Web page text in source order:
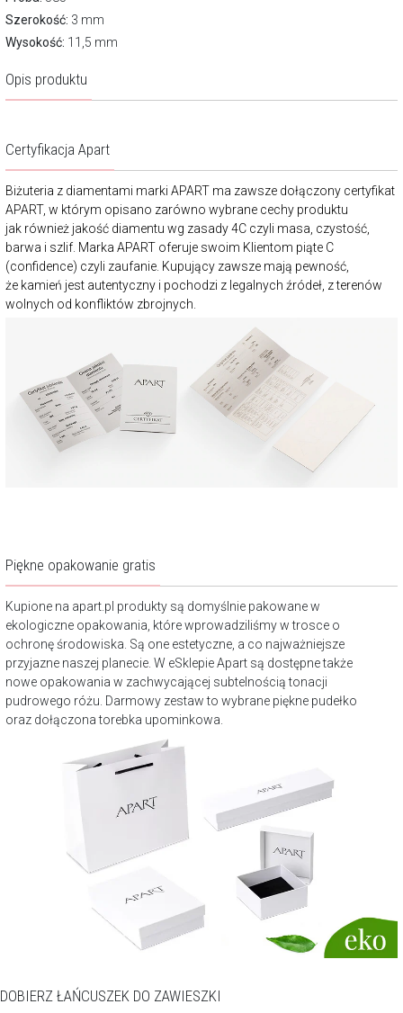
Szerokość: 3 mm
Wysokość: 11,5 mm
Opis produktu
Certyfikacja Apart
Biżuteria z diamentami marki APART ma zawsze dołączony certyfikat
APART, w którym opisano zarówno wybrane cechy produktu
jak również jakość diamentu wg zasady 4C czyli masa, czystość,
barwa i szlif. Marka APART oferuje swoim Klientom piąte C
(confidence) czyli zaufanie. Kupujący zawsze mają pewność,
że kamień jest autentyczny i pochodzi z legalnych źródeł, z terenów
wolnych od konfliktów zbrojnych.
Piękne opakowanie gratis
Kupione na apart.pl produkty są domyślnie pakowane w
ekologiczne opakowania, które wprowadziliśmy w trosce o
ochronę środowiska. Są one estetyczne, a co najważniejsze
przyjazne naszej planecie. W eSklepie Apart są dostępne także
nowe opakowania w zachwycającej subtelnością tonacji
pudrowego różu. Darmowy zestaw to wybrane piękne pudełko
oraz dołączona torebka upominkowa.
DOBIERZ ŁAŃCUSZEK DO ZAWIESZKI